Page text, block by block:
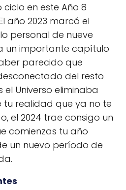
en este Año 8
año 2023 marcó el
personal de nueve
un importante capítulo
parecido que
del resto
Universo eliminaba
tu realidad que ya no te
el 2024 trae consigo un
comienzas tu año
un nuevo período de